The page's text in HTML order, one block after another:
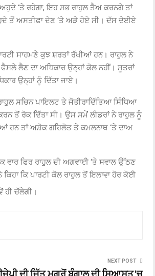
‘ਤੇ ਰਹੇਗਾ, ਇਹ ਸਭ ਰਾਹੁਲ ਤੈਅ ਕਰਨਗੇ ਤਾਂ
ਤੋਂ ਅਸਤੀਫ਼ਾ ਦੇਣ ‘ਤੇ ਅੜੇ ਹੋਏ ਸੀ। ਦੱਸ ਦੇਈਏ
ਸਾਹਮਣੇ ਕੁਝ ਸ਼ਰਤਾਂ ਰੱਖੀਆਂ ਹਨ। ਰਾਹੁਲ ਨੇ
ਲੈਣ ਦਾ ਅਧਿਕਾਰ ਉਨ੍ਹਾਂ ਕੋਲ ਨਹੀਂ। ਸੂਤਰਾਂ
ਉਨ੍ਹਾਂ ਨੂੰ ਦਿੱਤਾ ਜਾਏ।
ਸਚਿਨ ਪਾਇਲਟ ਤੇ ਜੋਤੀਰਾਦਿੱਤਿਆ ਸਿੰਧਿਆ
ਤੋਂ ਰੋਕ ਦਿੱਤਾ ਸੀ। ਉਸ ਸਮੇਂ ਲੀਡਰਾਂ ਨੇ ਰਾਹੁਲ ਨੂੰ
ਹਨ ਤਾਂ ਅਸ਼ੋਕ ਗਹਿਲੋਤ ਤੇ ਕਮਲਨਾਥ ‘ਤੇ ਦਾਅ
ਫਿਰ ਰਾਹੁਲ ਦੀ ਅਗਵਾਈ ‘ਤੇ ਸਵਾਲ ਉੱਠਣ
ਕਿ ਪਾਰਟੀ ਕੋਲ ਰਾਹੁਲ ਤੋਂ ਇਲਾਵਾ ਹੋਰ ਕੋਈ
ਹੀ ਚੱਲੇਗੀ।
NEXT POST